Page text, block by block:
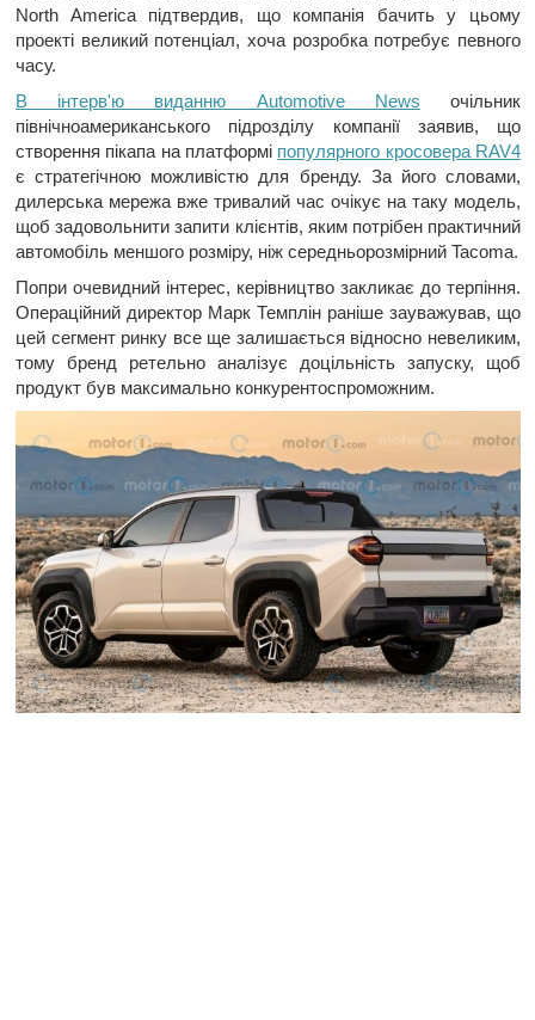
North America підтвердив, що компанія бачить у цьому
проекті великий потенціал, хоча розробка потребує певного
часу.
В інтерв'ю виданню Automotive News очільник
північноамериканського підрозділу компанії заявив, що
створення пікапа на платформі популярного кросовера RAV4
є стратегічною можливістю для бренду. За його словами,
дилерська мережа вже тривалий час очікує на таку модель,
щоб задовольнити запити клієнтів, яким потрібен практичний
автомобіль меншого розміру, ніж середньорозмірний Tacoma.
Попри очевидний інтерес, керівництво закликає до терпіння.
Операційний директор Марк Темплін раніше зауважував, що
цей сегмент ринку все ще залишається відносно невеликим,
тому бренд ретельно аналізує доцільність запуску, щоб
продукт був максимально конкурентоспроможним.